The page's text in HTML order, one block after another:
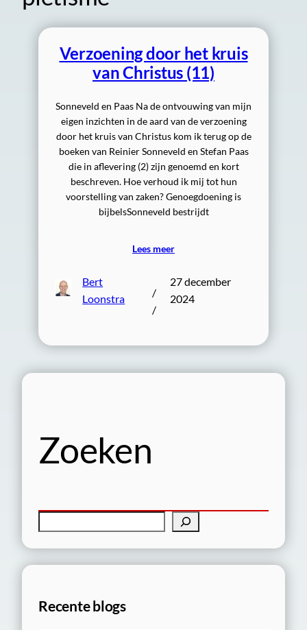
Verzoening door het kruis
van Christus (11)
Sonneveld en Paas Na de ontvouwing van mijn
eigen inzichten in de aard van de verzoening
door het kruis van Christus kom ik terug op de
boeken van Reinier Sonneveld en Stefan Paas
die in aflevering (2) zijn genoemd en kort
beschreven. Hoe verhoud ik mij tot hun
voorstelling van zaken? Genoegdoening is
bijbelsSonneveld bestrijdt
Lees meer
Bert
Loonstra
/
/
27 december
2024
Zoeken
n
Recente blogs